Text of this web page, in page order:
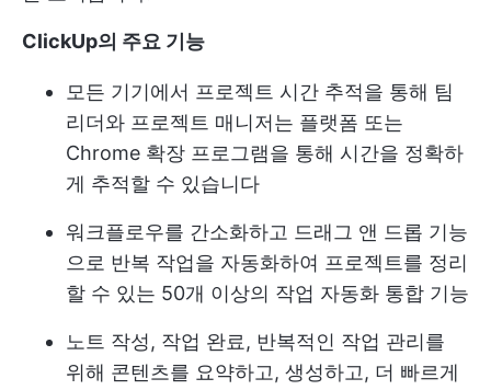
ClickUp의 주요 기능
모든 기기에서 프로젝트 시간 추적을 통해 팀
리더와 프로젝트 매니저는 플랫폼 또는
Chrome 확장 프로그램을 통해 시간을 정확하
게 추적할 수 있습니다
워크플로우를 간소화하고 드래그 앤 드롭 기능
으로 반복 작업을 자동화하여 프로젝트를 정리
할 수 있는 50개 이상의 작업 자동화 통합 기능
노트 작성, 작업 완료, 반복적인 작업 관리를
위해 콘텐츠를 요약하고, 생성하고, 더 빠르게